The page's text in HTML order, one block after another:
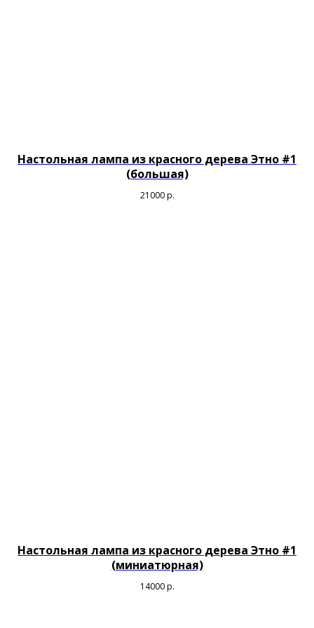
Настольная лампа из красного дерева Этно #1
(большая)
21000 р.
Настольная лампа из красного дерева Этно #1
(миниатюрная)
14000 р.